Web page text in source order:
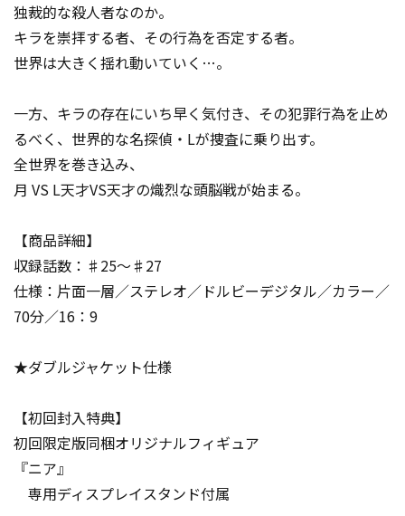
独裁的な殺人者なのか。
キラを崇拝する者、その行為を否定する者。
世界は大きく揺れ動いていく…。
一方、キラの存在にいち早く気付き、その犯罪行為を止め
るべく、世界的な名探偵・Lが捜査に乗り出す。
全世界を巻き込み、
月 VS L――天才VS天才――の熾烈な頭脳戦が始まる――。
【商品詳細】
収録話数：♯25～♯27
仕様：片面一層／ステレオ／ドルビーデジタル／カラー／
70分／16：9
★ダブルジャケット仕様
【初回封入特典】
初回限定版同梱オリジナルフィギュア
『ニア』
専用ディスプレイスタンド付属